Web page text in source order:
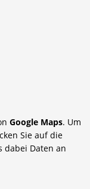
Google Maps. Um
Sie auf die
dabei Daten an